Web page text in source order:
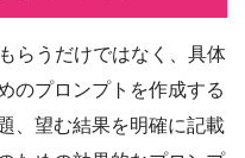
らうだけではなく、具体
のプロンプトを作成する
、望む結果を明確に記載